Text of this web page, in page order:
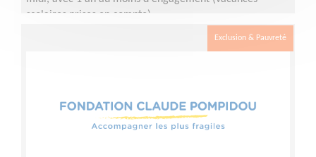
scolaires prises en compte).
Exclusion & Pauvreté